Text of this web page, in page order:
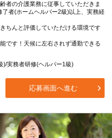
者の介護業務に従事していただきま
者(ホームヘルパー2級)以上、実務経
ちんと評価していただける環境です
です！天候に左右されず通勤できる
)/実務者研修(ヘルパー1級)
応募画面へ進む